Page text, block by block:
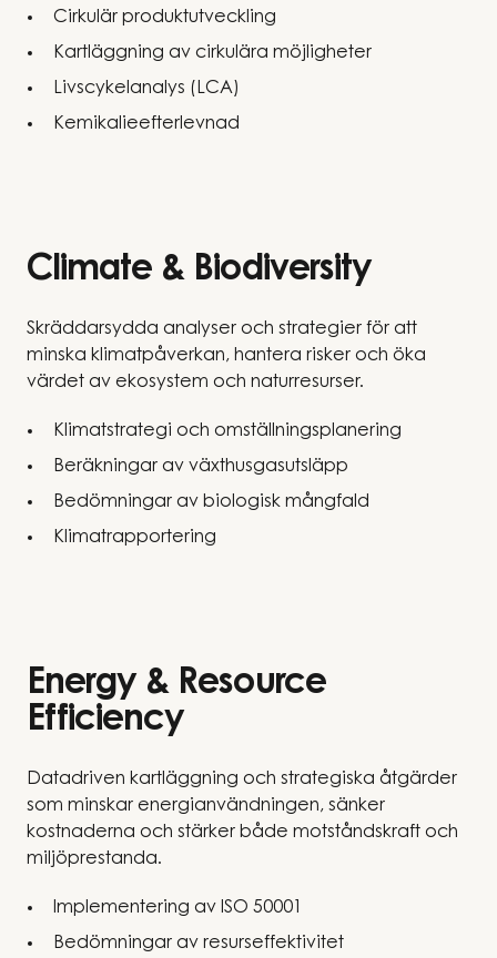
Cirkulär produktutveckling
Kartläggning av cirkulära möjligheter
Livscykelanalys (LCA)
Kemikalieefterlevnad
Climate & Biodiversity
Skräddarsydda analyser och strategier för att
minska klimatpåverkan, hantera risker och öka
värdet av ekosystem och naturresurser.
Klimatstrategi och omställningsplanering
Beräkningar av växthusgasutsläpp
Bedömningar av biologisk mångfald
Klimatrapportering
Energy & Resource
Efficiency
Datadriven kartläggning och strategiska åtgärder
som minskar energianvändningen, sänker
kostnaderna och stärker både motståndskraft och
miljöprestanda.
Implementering av ISO 50001
Bedömningar av resurseffektivitet